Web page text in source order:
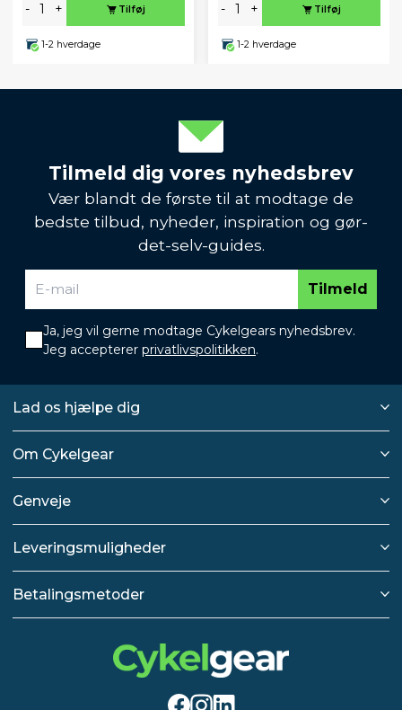
- + Tilføj
1-2 hverdage
- + Tilføj
1-2 hverdage
Tilmeld dig vores nyhedsbrev
Vær blandt de første til at modtage de
bedste tilbud, nyheder, inspiration og gør-
det-selv-guides.
Tilmeld
Ja, jeg vil gerne modtage Cykelgears nyhedsbrev.
Jeg accepterer privatlivspolitikken.
Lad os hjælpe dig
Om Cykelgear
Genveje
Leveringsmuligheder
Betalingsmetoder